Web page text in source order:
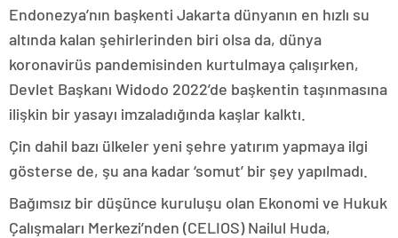
Endonezya’nın başkenti Jakarta dünyanın en hızlı su
altında kalan şehirlerinden biri olsa da, dünya
koronavirüs pandemisinden kurtulmaya çalışırken,
Devlet Başkanı Widodo 2022’de başkentin taşınmasına
ilişkin bir yasayı imzaladığında kaşlar kalktı.
Çin dahil bazı ülkeler yeni şehre yatırım yapmaya ilgi
gösterse de, şu ana kadar ‘somut’ bir şey yapılmadı.
Bağımsız bir düşünce kuruluşu olan Ekonomi ve Hukuk
Çalışmaları Merkezi’nden (CELIOS) Nailul Huda,